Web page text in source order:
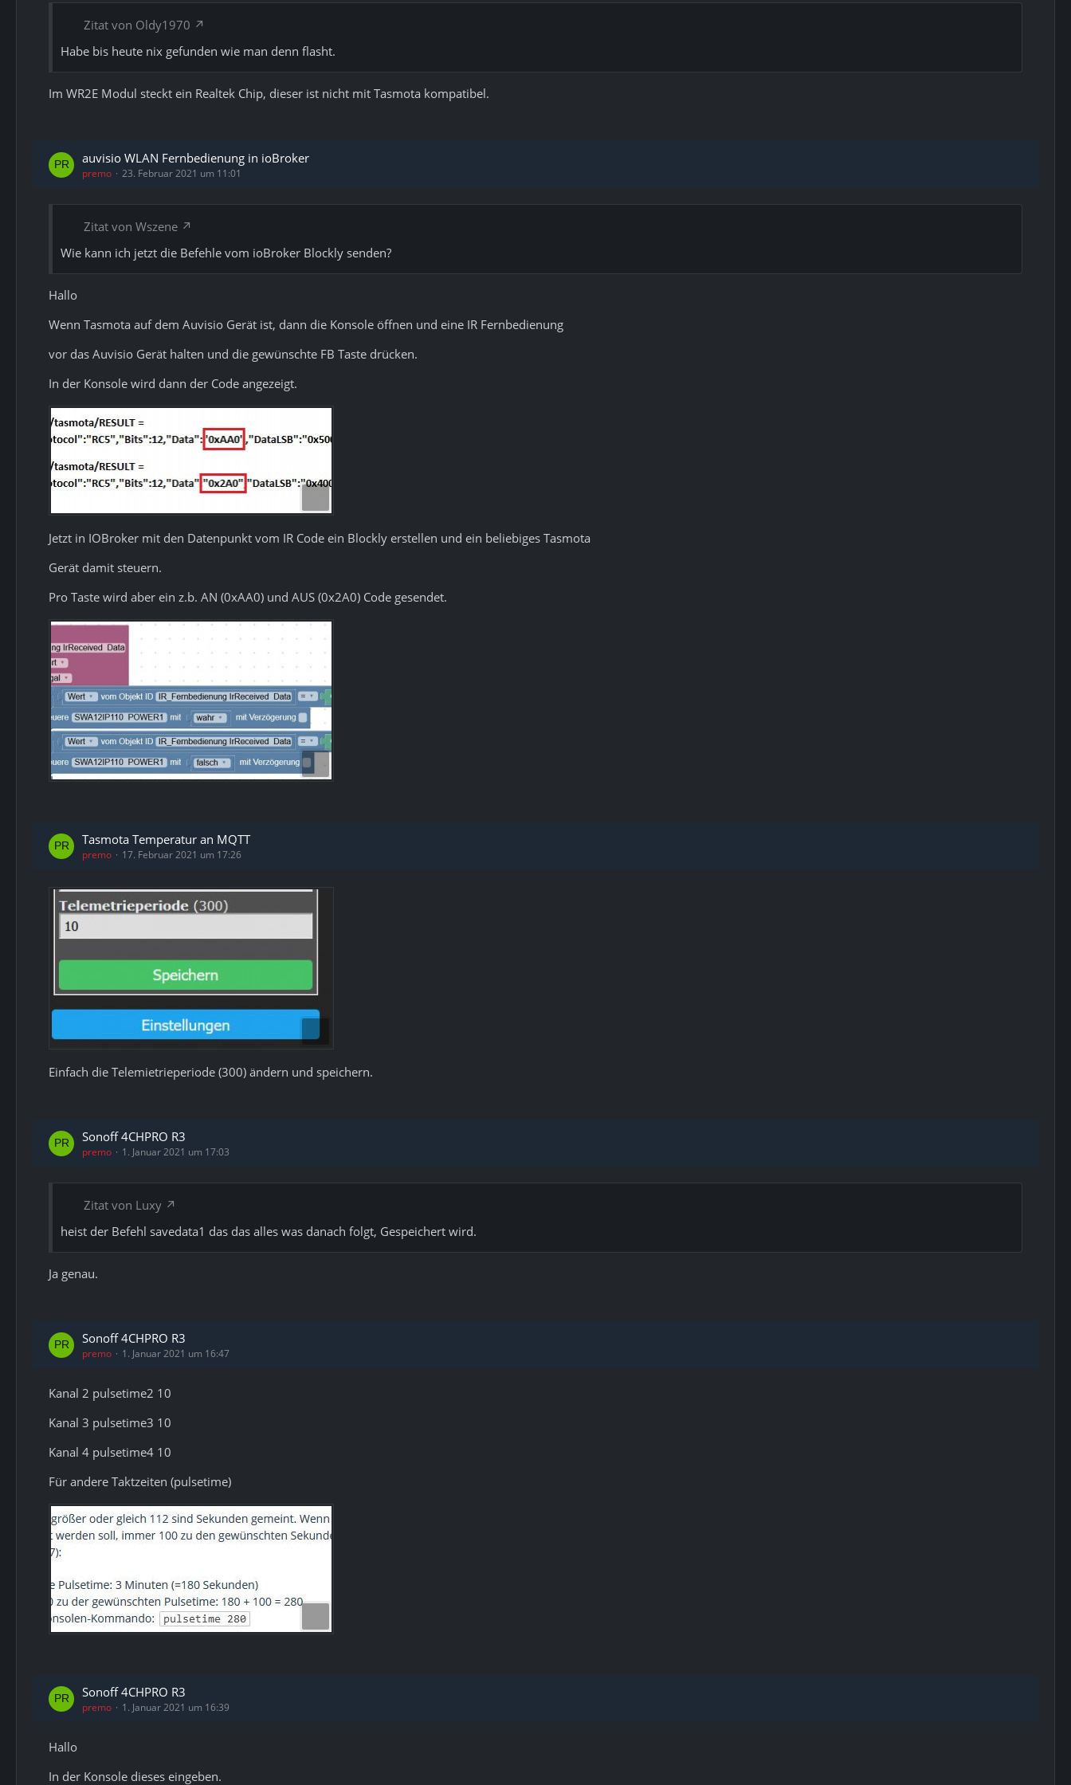
Zitat von Oldy1970
Habe bis heute nix gefunden wie man denn flasht.
Im WR2E Modul steckt ein Realtek Chip, dieser ist nicht mit Tasmota kompatibel.
auvisio WLAN Fernbedienung in ioBroker
premo 23. Februar 2021 um 11:01
Zitat von Wszene
Wie kann ich jetzt die Befehle vom ioBroker Blockly senden?
Hallo
Wenn Tasmota auf dem Auvisio Gerät ist, dann die Konsole öffnen und eine IR Fernbedienung
vor das Auvisio Gerät halten und die gewünschte FB Taste drücken.
In der Konsole wird dann der Code angezeigt.
Jetzt in IOBroker mit den Datenpunkt vom IR Code ein Blockly erstellen und ein beliebiges Tasmota
Gerät damit steuern.
Pro Taste wird aber ein z.b. AN (0xAA0) und AUS (0x2A0) Code gesendet.
Tasmota Temperatur an MQTT
premo 17. Februar 2021 um 17:26
Einfach die Telemietrieperiode (300) ändern und speichern.
Sonoff 4CHPRO R3
premo 1. Januar 2021 um 17:03
Zitat von Luxy
heist der Befehl savedata1 das das alles was danach folgt, Gespeichert wird.
Ja genau.
Sonoff 4CHPRO R3
premo 1. Januar 2021 um 16:47
Kanal 2 pulsetime2 10
Kanal 3 pulsetime3 10
Kanal 4 pulsetime4 10
Für andere Taktzeiten (pulsetime)
Sonoff 4CHPRO R3
premo 1. Januar 2021 um 16:39
Hallo
In der Konsole dieses eingeben.